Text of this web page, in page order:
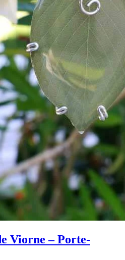
Viorne – Porte-